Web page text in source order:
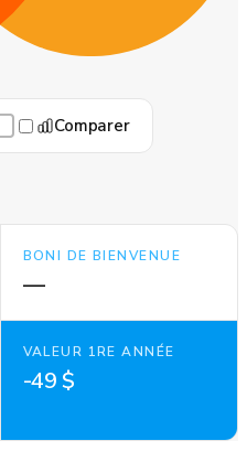
Comparer
BONI DE BIENVENUE
—
VALEUR 1RE ANNÉE
-49 $